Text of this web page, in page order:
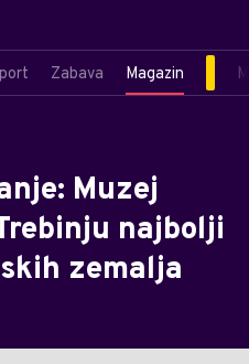
Zabava Magazin
Muzej
najbolji
zemalja